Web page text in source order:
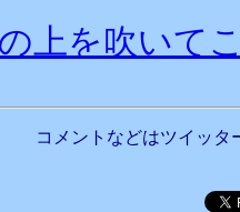
上を吹いて
コメントなどはツイッタ